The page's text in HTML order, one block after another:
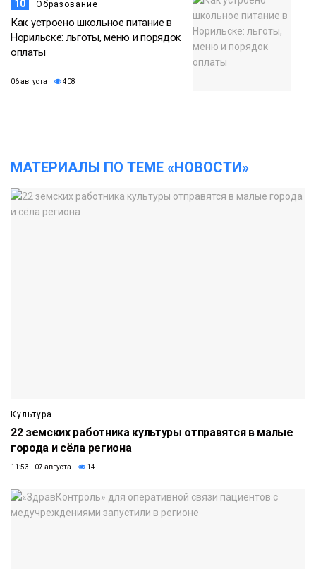
10 Образование
Как устроено школьное питание в
Норильске: льготы, меню и порядок
оплаты
06 августа 408
МАТЕРИАЛЫ ПО ТЕМЕ «НОВОСТИ»
Культура
22 земских работника культуры отправятся в малые
города и сёла региона
11:53 07 августа 14